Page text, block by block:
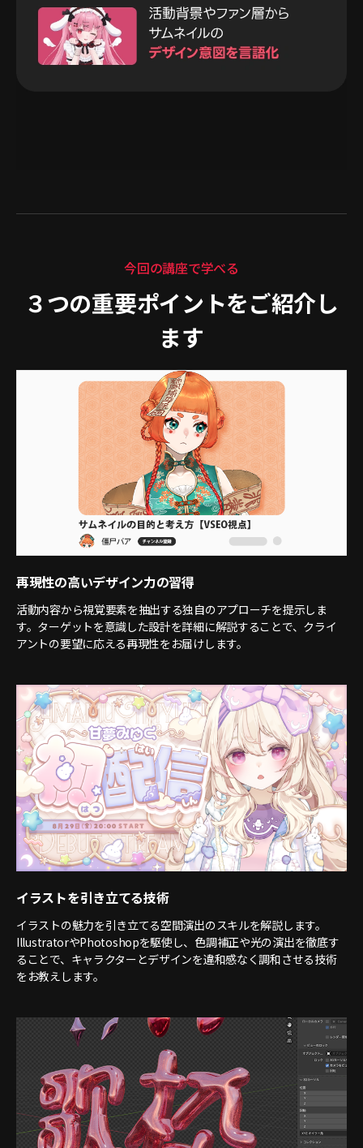
今回の講座で学べる
３つの重要ポイントをご紹介し
ます
再現性の高いデザイン力の習得
活動内容から視覚要素を抽出する独自のアプローチを提示しま
す。ターゲットを意識した設計を詳細に解説することで、クライ
アントの要望に応える再現性をお届けします。
イラストを引き立てる技術
イラストの魅力を引き立てる空間演出のスキルを解説します。
IllustratorやPhotoshopを駆使し、色調補正や光の演出を徹底す
ることで、キャラクターとデザインを違和感なく調和させる技術
をお教えします。